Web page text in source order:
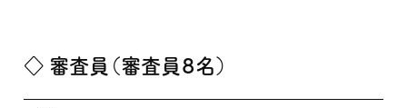
◇ 審査員（審査員８名）